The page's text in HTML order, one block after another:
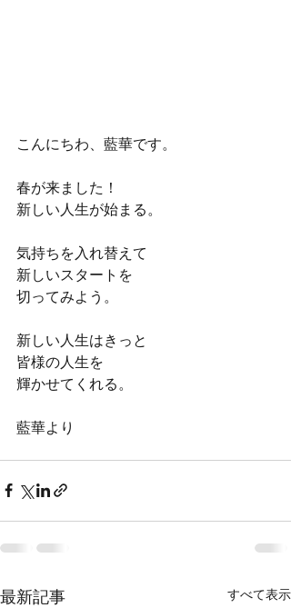
こんにちわ、藍華です。
春が来ました！
新しい人生が始まる。
気持ちを入れ替えて
新しいスタートを
切ってみよう。
新しい人生はきっと
皆様の人生を
輝かせてくれる。
藍華より
最新記事 すべて表示